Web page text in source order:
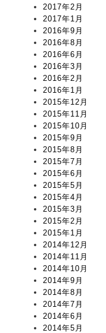
2017年2月
2017年1月
2016年9月
2016年8月
2016年6月
2016年3月
2016年2月
2016年1月
2015年12月
2015年11月
2015年10月
2015年9月
2015年8月
2015年7月
2015年6月
2015年5月
2015年4月
2015年3月
2015年2月
2015年1月
2014年12月
2014年11月
2014年10月
2014年9月
2014年8月
2014年7月
2014年6月
2014年5月